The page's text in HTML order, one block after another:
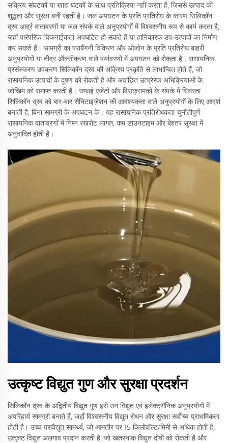
सक्रिय संघटकों या खाद्य घटकों के साथ प्रतिक्रिया नहीं करता है, जिससे उत्पाद की
शुद्धता और सुरक्षा बनी रहती है। जल अपघटन के प्रति प्रतिरोध के कारण सिलिकॉन
द्रव आर्द्र वातावरणों या जल संपर्क वाले अनुप्रयोगों में विश्वसनीय रूप से कार्य करता है,
जहाँ पारंपरिक चिकनाईकर्ता अपघटित हो सकते हैं या हानिकारक उप-उत्पादों का निर्माण
कर सकते हैं। सामग्री का पराबैंगनी विकिरण और ओजोन के प्रति प्रतिरोध बाहरी
अनुप्रयोगों या तीव्र ऑक्सीकरण वाले पर्यावरणों में अपघटन को रोकता है। रासायनिक
प्रसंस्करण उपकरण सिलिकॉन द्रव की अक्रिय प्रकृति से लाभान्वित होते हैं, जो
रासायनिक उत्पादों के दूषण को रोकती है और अवांछित उत्प्रेरक अभिक्रियाओं के
जोखिम को समाप्त करती है। सफाई एजेंटों और विसंक्रामकों के संपर्क में स्थिरता
सिलिकॉन द्रव को बार-बार सैनिटाइज़ेशन की आवश्यकता वाले अनुप्रयोगों के लिए आदर्श
बनाती है, बिना सामग्री के अपघटन के। यह रासायनिक प्रतिरोधकता चुनौतीपूर्ण
रासायनिक वातावरणों में निम्न रखरोट लागत, कम डाउनटाइम और बेहतर सुरक्षा में
अनुवादित होती है।
उत्कृष्ट विद्युत गुण और सुरक्षा प्रदर्शन
सिलिकॉन द्रव के अद्वितीय विद्युत गुण इसे उन विद्युत एवं इलेक्ट्रॉनिक अनुप्रयोगों में
अपरिहार्य सामग्री बनाते हैं, जहाँ विश्वसनीय विद्युत रोधन और सुरक्षा सर्वोच्च प्राथमिकता
होती है। उच्च परावैद्युत सामर्थ्य, जो आमतौर पर 15 किलोवॉल्ट/मिमी से अधिक होती है,
उत्कृष्ट विद्युत अलगाव प्रदान करती है, जो खतरनाक विद्युत दोषों को रोकती है और